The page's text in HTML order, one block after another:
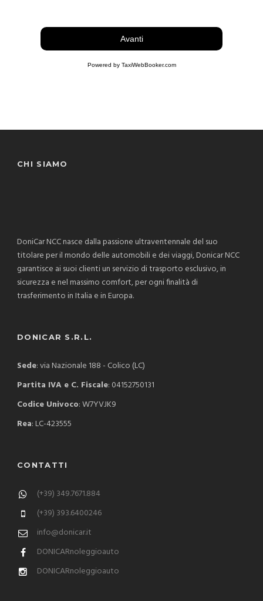
Avanti
Powered by TaxiWebBooker.com
CHI SIAMO
DoniCar NCC nasce dalla passione ultraventennale del suo
titolare per il mondo delle automobili e dei viaggi, Donicar NCC
garantisce ai suoi clienti un servizio di trasporto esclusivo, in
sicurezza e nel massimo comfort, per ogni finalità di
trasferimento in Italia e in Europa.
DONICAR S.R.L.
Sede: via Nazionale 188 - Colico (LC)
Partita IVA e C. Fiscale: 04152750131
Codice Univoco: W7YVJK9
Rea: LC-423555
CONTATTI
(+39) 349.7671.884
(+39) 393.6400246
info@donicar.it
DONICARnoleggioauto
DONICARnoleggioauto